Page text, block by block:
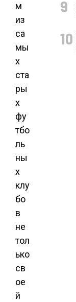
м
из
са
мы
х
ста
ры
х
фу
тбо
ль
ны
х
клу
бо
в
не
тол
ько
св
ое
й